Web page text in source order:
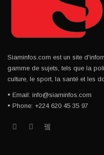
Siaminfos.com est un site
gamme de sujets, tels que la
culture, le sport, la santé et les
• Email: info@siaminfos.com
• Phone: +224 620 45 35 97